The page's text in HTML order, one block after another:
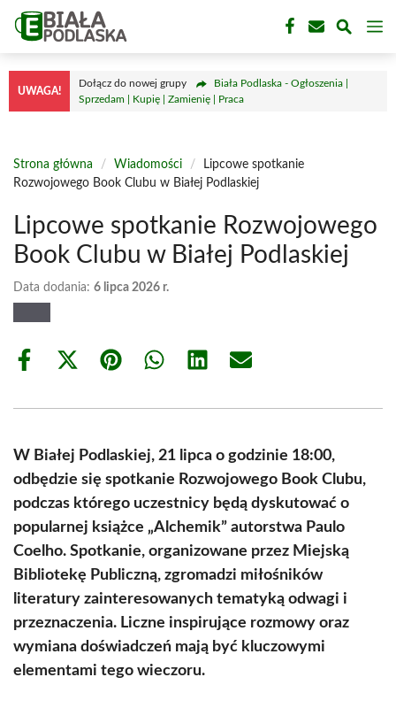
Przejdź
treści
UWAGA!
Dołącz do nowej grupy
Biała Podlaska - Ogłoszenia |
Sprzedam | Kupię | Zamienię | Praca
Strona główna / Wiadomości /
Lipcowe spotkanie
Rozwojowego Book Clubu w Białej Podlaskiej
Lipcowe spotkanie Rozwojowego
Book Clubu w Białej Podlaskiej
Data dodania: 6 lipca 2026 r.
Share
Share
(Twitter)
Share Share Share Share
W Białej Podlaskiej, 21 lipca o godzinie 18:00,
odbędzie się spotkanie Rozwojowego Book Clubu,
podczas którego uczestnicy będą dyskutować o
popularnej książce „Alchemik” autorstwa Paulo
Coelho. Spotkanie, organizowane przez Miejską
Bibliotekę Publiczną, zgromadzi miłośników
literatury zainteresowanych tematyką odwagi i
przeznaczenia. Liczne inspirujące rozmowy oraz
wymiana doświadczeń mają być kluczowymi
elementami tego wieczoru.